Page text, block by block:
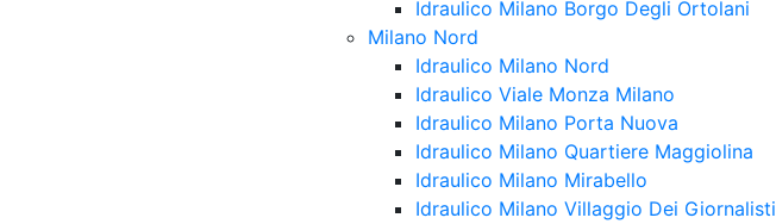
Idraulico Milano Borgo Degli Ortolani
Milano Nord
Idraulico Milano Nord
Idraulico Viale Monza Milano
Idraulico Milano Porta Nuova
Idraulico Milano Quartiere Maggiolina
Idraulico Milano Mirabello
Idraulico Milano Villaggio Dei Giornalisti